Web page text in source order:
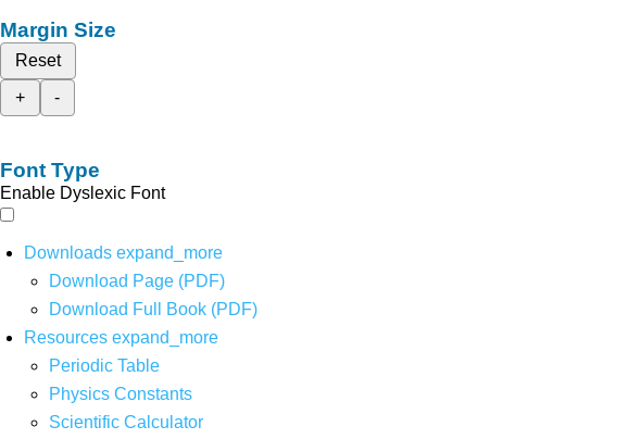
Margin Size
Reset
+
-
Font Type
Enable Dyslexic Font
Downloads expand_more
Download Page (PDF)
Download Full Book (PDF)
Resources expand_more
Periodic Table
Physics Constants
Scientific Calculator